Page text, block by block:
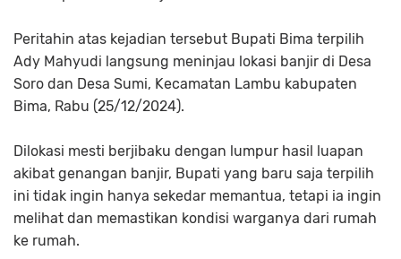
Peritahin atas kejadian tersebut Bupati Bima terpilih
Ady Mahyudi langsung meninjau lokasi banjir di Desa
Soro dan Desa Sumi, Kecamatan Lambu kabupaten
Bima, Rabu (25/12/2024).
Dilokasi mesti berjibaku dengan lumpur hasil luapan
akibat genangan banjir, Bupati yang baru saja terpilih
ini tidak ingin hanya sekedar memantua, tetapi ia ingin
melihat dan memastikan kondisi warganya dari rumah
ke rumah.